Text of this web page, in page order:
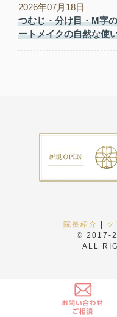
2026年07月18日
つむじ・分け目・M字
ートメイクの自然な使
院長紹介 ク
© 2017-
ALL